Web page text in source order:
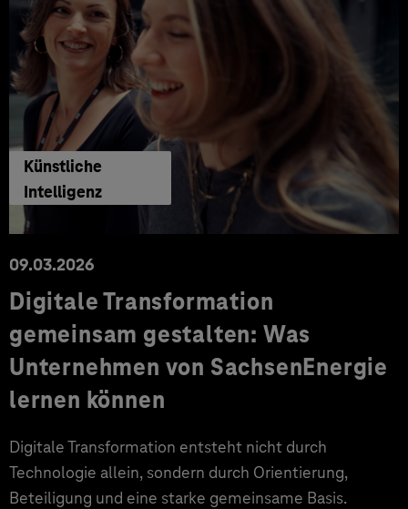
Künstliche
Intelligenz
09.03.2026
Digitale Transformation
gemeinsam gestalten: Was
Unternehmen von SachsenEnergie
lernen können
Digitale Transformation entsteht nicht durch
Technologie allein, sondern durch Orientierung,
Beteiligung und eine starke gemeinsame Basis.